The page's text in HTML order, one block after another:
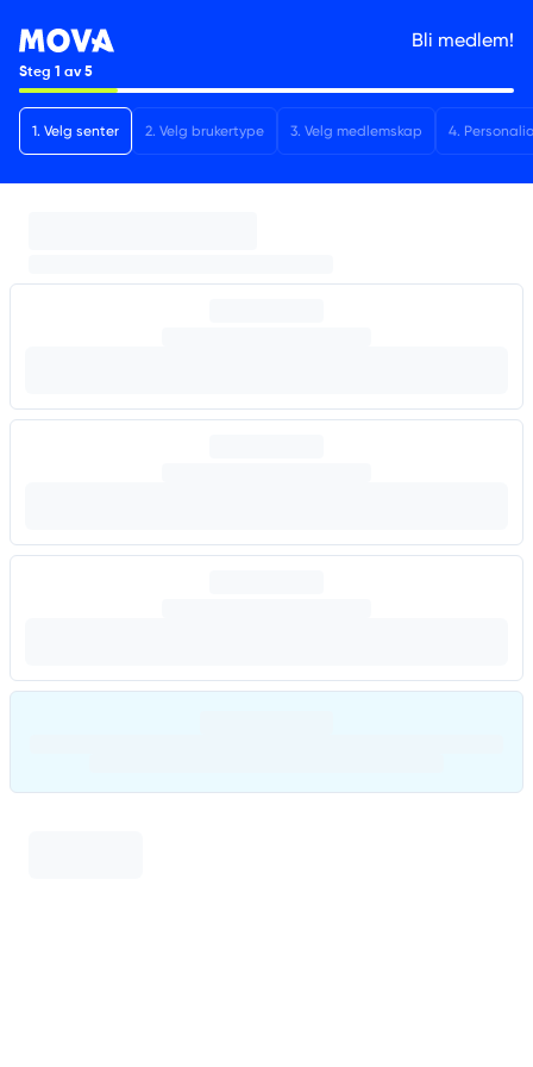
Bli medlem!
Steg 1 av5
1. Velg senter 2. Velg brukertype 3. Velg medlemskap 4.